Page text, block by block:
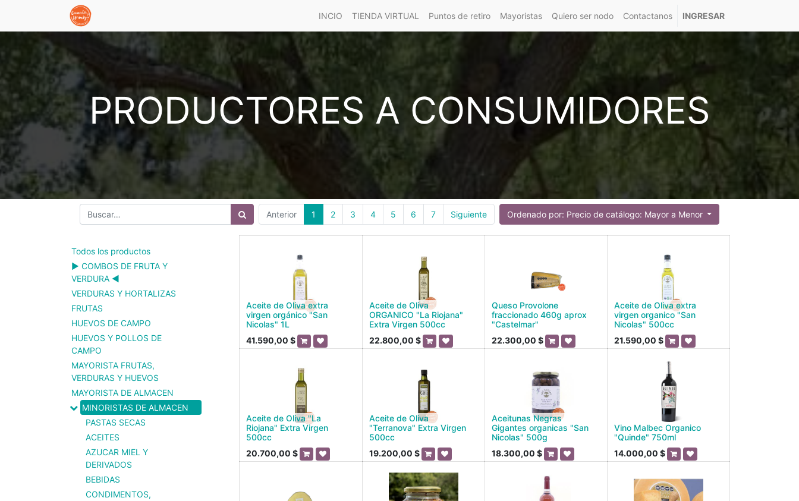
INCIO TIENDA VIRTUAL Puntos de retiro Mayoristas Quiero ser nodo Contactanos INGRESAR
PRODUCTORES A CONSUMIDORES
Anterior 1 2 3 4 5 6 7 Siguiente Ordenado por: Precio de catálogo: Mayor a Menor
Todos los productos
▶️ COMBOS DE FRUTA Y
VERDURA ◀️
VERDURAS Y HORTALIZAS
FRUTAS
HUEVOS DE CAMPO
HUEVOS Y POLLOS DE
CAMPO
MAYORISTA FRUTAS,
VERDURAS Y HUEVOS
MAYORISTA DE ALMACEN
MINORISTAS DE ALMACEN
PASTAS SECAS
ACEITES
AZUCAR MIEL Y
DERIVADOS
BEBIDAS
CONDIMENTOS,
Aceite de Oliva extra
virgen orgánico "San
Nicolas" 1L
41.590,00 $
Aceite de Oliva
ORGANICO "La Riojana"
Extra Virgen 500cc
22.800,00 $
Queso Provolone
fraccionado 460g aprox
"Castelmar"
22.300,00 $
Aceite de Oliva extra
virgen organico "San
Nicolas" 500cc
21.590,00 $
Aceite de Oliva "La
Riojana" Extra Virgen
500cc
20.700,00 $
Aceite de Oliva
"Terranova" Extra Virgen
500cc
19.200,00 $
Aceitunas Negras
Gigantes organicas "San
Nicolas" 500g
18.300,00 $
Vino Malbec Organico
"Quinde" 750ml
14.000,00 $